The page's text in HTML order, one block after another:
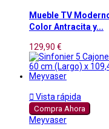
Mueble TV
Color Antracita y...
129,90 €
 Vista rápida
Compra Ahora
Meyvaser